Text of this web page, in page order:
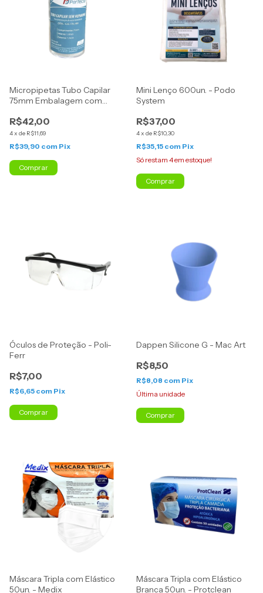
Micropipetas Tubo Capilar
75mm Embalagem com
R$42,00
4x de R$11,69
R$39,90 com Pix
Mini Lenço 600un. - Podo
System
R$37,00
4x de R$10,30
R$35,15 com Pix
Só restam 4em estoque!
Óculos de Proteção - Poli-
Ferr
R$7,00
R$6,65 com Pix
Dappen Silicone G - Mac Art
R$8,50
R$8,08 com Pix
Última unidade
Máscara Tripla com Elástico
50un. - Medix
Máscara Tripla com Elástico
Branca 50un. - Protclean